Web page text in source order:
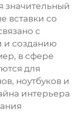
значительный
вставки со
с
и созданию
в сфере
для
ноутбуков и
интерьера